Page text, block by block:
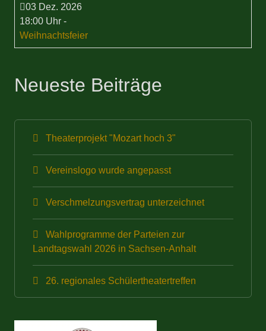
03 Dez. 2026
18:00 Uhr -
Weihnachtsfeier
Neueste Beiträge
Theaterprojekt "Mozart hoch 3"
Vereinslogo wurde angepasst
Verschmelzungsvertrag unterzeichnet
Wahlprogramme der Parteien zur
Landtagswahl 2026 in Sachsen-Anhalt
26. regionales Schülertheatertreffen